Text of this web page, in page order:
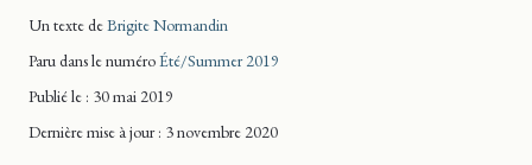
Un texte deBrigite Normandin
Paru dans le numéroÉté/Summer 2019
Publié le : 30 mai 2019
Dernière mise à jour: 3 novembre 2020